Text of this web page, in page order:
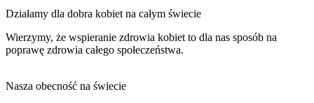
Działamy dla dobra kobiet na całym świecie
Wierzymy, że wspieranie zdrowia kobiet to dla nas sposób na
poprawę zdrowia całego społeczeństwa.
Nasza obecność na świecie